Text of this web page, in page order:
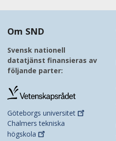
Om SND
Svensk nationell
datatjänst finansieras av
följande parter:
Göteborgs universitet
Chalmers tekniska
högskola